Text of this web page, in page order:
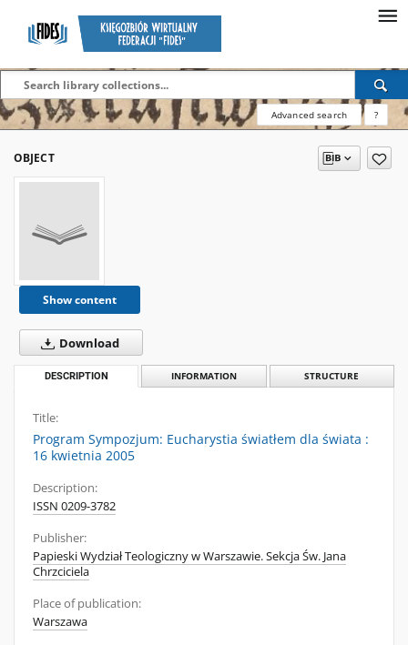
Advanced search ?
OBJECT
Show content
Download
DESCRIPTION INFORMATION STRUCTURE
Title:
Program Sympozjum: Eucharystia światłem dla świata :
16 kwietnia 2005
Description:
ISSN 0209-3782
Publisher:
Papieski Wydział Teologiczny w Warszawie. Sekcja Św. Jana
Chrzciciela
Place of publication:
Warszawa